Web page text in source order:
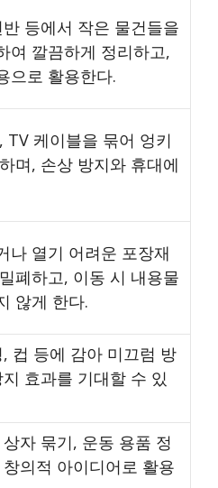
등에서 작은 물건들을
여 깔끔하게 정리하고,
으로 활용한다.
TV 케이블을 묶어 엉키
며, 손상 방지와 휴대에
나 열기 어려운 포장재
폐하고, 이동 시 내용물
않게 한다.
컵 등에 감아 미끄럼 방
효과를 기대할 수 있
자 묶기, 운동 용품 정
의적 아이디어로 활용